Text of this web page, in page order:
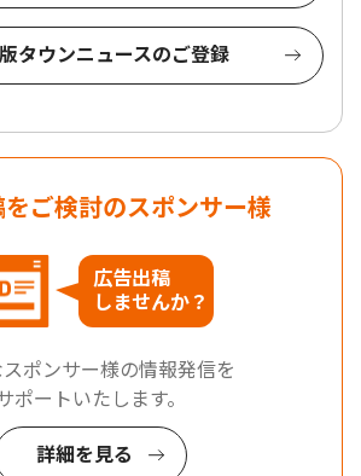
タウンニュースのご登録
ご検討のスポンサー様
広告出稿
しませんか？
ポンサー様の情報発信を
ポートいたします。
詳細を見る